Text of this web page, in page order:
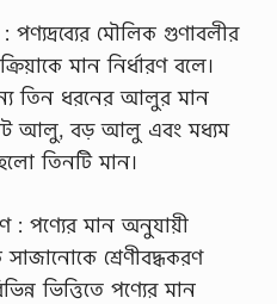
পণ্যদ্রব্যের মৌলিক গুণাবলীর
মান নির্ধারণ বলে।
তিন ধরনের আলুর মান
আলু, বড় আলু এবং মধ্যম
তিনটি মান।
: পণ্যের মান অনুযায়ী
শ্রেণীবদ্ধকরণ
ভিত্তিতে পণ্যের মান